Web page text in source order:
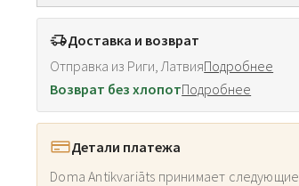
Доставка и возврат
Отправка из Риги, ЛатвияПодробнее
Возврат без хлопотПодробнее
Детали платежа
Doma Antikvariāts принимает следующие